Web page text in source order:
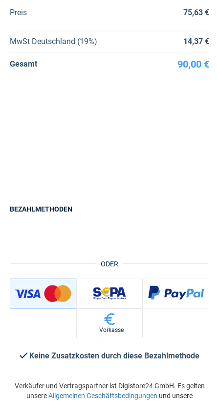
Preis 75,63 €
MwSt Deutschland (19%) 14,37 €
Gesamt 90,00 €
ODER
BEZAHLMETHODEN
Vorkasse
Keine Zusatzkosten durch diese Bezahlmethode
Verkäufer und Vertragspartner ist Digistore24 GmbH. Es gelten
unsereAllgemeinen Geschäftsbedingungen und unsere